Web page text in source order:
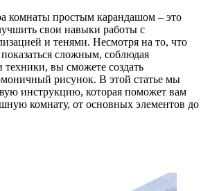
комнаты простым карандашом – это
свои навыки работы с
и тенями. Несмотря на то, что
сложным, соблюдая
вы сможете создать
рисунок. В этой статье мы
инструкцию, которая поможет вам
комнату, от основных элементов до